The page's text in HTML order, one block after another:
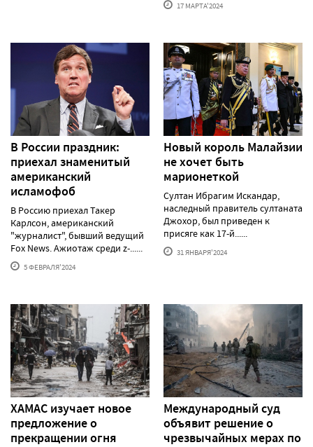
17 МАРТА'2024
В России праздник:
приехал знаменитый
американский
исламофоб
В Россию приехал Такер
Карлсон, американский
"журналист", бывший ведущий
Fox News. Ажиотаж среди z-......
5 ФЕВРАЛЯ'2024
Новый король Малайзии
не хочет быть
марионеткой
Султан Ибрагим Искандар,
наследный правитель султаната
Джохор, был приведен к
присяге как 17-й......
31 ЯНВАРЯ'2024
ХАМАС изучает новое
предложение о
прекращении огня
Международный суд
объявит решение о
чрезвычайных мерах по